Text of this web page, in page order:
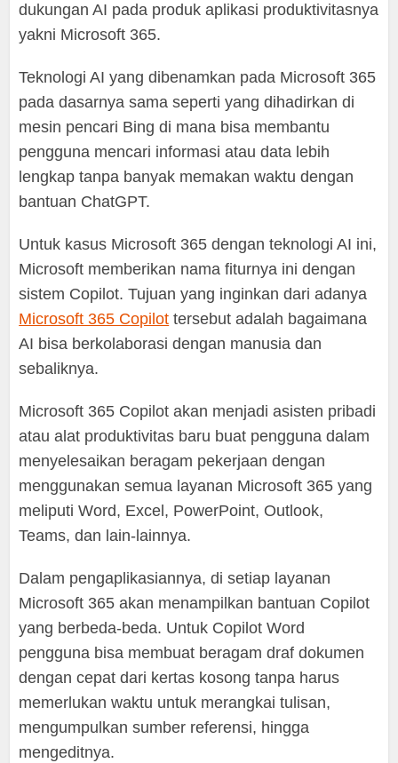
dukungan AI pada produk aplikasi produktivitasnya
yakni Microsoft 365.
Teknologi AI yang dibenamkan pada Microsoft 365
pada dasarnya sama seperti yang dihadirkan di
mesin pencari Bing di mana bisa membantu
pengguna mencari informasi atau data lebih
lengkap tanpa banyak memakan waktu dengan
bantuan ChatGPT.
Untuk kasus Microsoft 365 dengan teknologi AI ini,
Microsoft memberikan nama fiturnya ini dengan
sistem Copilot. Tujuan yang inginkan dari adanya
Microsoft 365 Copilot tersebut adalah bagaimana
AI bisa berkolaborasi dengan manusia dan
sebaliknya.
Microsoft 365 Copilot akan menjadi asisten pribadi
atau alat produktivitas baru buat pengguna dalam
menyelesaikan beragam pekerjaan dengan
menggunakan semua layanan Microsoft 365 yang
meliputi Word, Excel, PowerPoint, Outlook,
Teams, dan lain-lainnya.
Dalam pengaplikasiannya, di setiap layanan
Microsoft 365 akan menampilkan bantuan Copilot
yang berbeda-beda. Untuk Copilot Word
pengguna bisa membuat beragam draf dokumen
dengan cepat dari kertas kosong tanpa harus
memerlukan waktu untuk merangkai tulisan,
mengumpulkan sumber referensi, hingga
mengeditnya.